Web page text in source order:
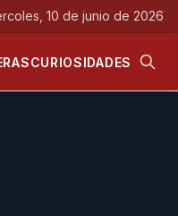
10 de junio de 2026
CURIOSIDADES